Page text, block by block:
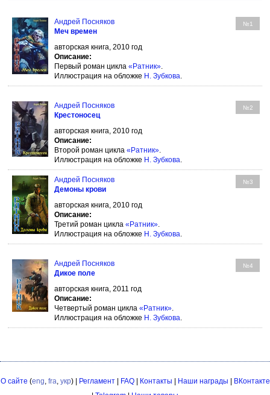
Андрей Посняков №1
Меч времен
авторская книга, 2010 год
Описание:
Первый роман цикла «Ратник».
Иллюстрация на обложке Н. Зубкова.
Андрей Посняков №2
Крестоносец
авторская книга, 2010 год
Описание:
Второй роман цикла «Ратник».
Иллюстрация на обложке Н. Зубкова.
Андрей Посняков №3
Демоны крови
авторская книга, 2010 год
Описание:
Третий роман цикла «Ратник».
Иллюстрация на обложке Н. Зубкова.
Андрей Посняков №4
Дикое поле
авторская книга, 2011 год
Описание:
Четвертый роман цикла «Ратник».
Иллюстрация на обложке Н. Зубкова.
О сайте (eng, fra, укр) | Регламент| FAQ| Контакты Наши награды
ВКонтакте